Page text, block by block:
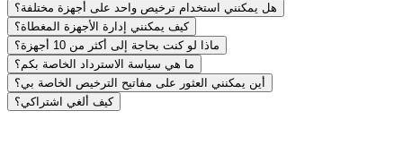
هل يمكنني استخدام ترخيص واحد على أجهزة مختلفة؟
كيف يمكنني إدارة الأجهزة المغطاة؟
ماذا لو كنت بحاجة إلى أكثر من 10 أجهزة؟
ما هي سياسة الاسترداد الخاصة بكم؟
أين يمكنني العثور على مفاتيح الترخيص الخاصة بي؟
كيف ألغي اشتراكي؟